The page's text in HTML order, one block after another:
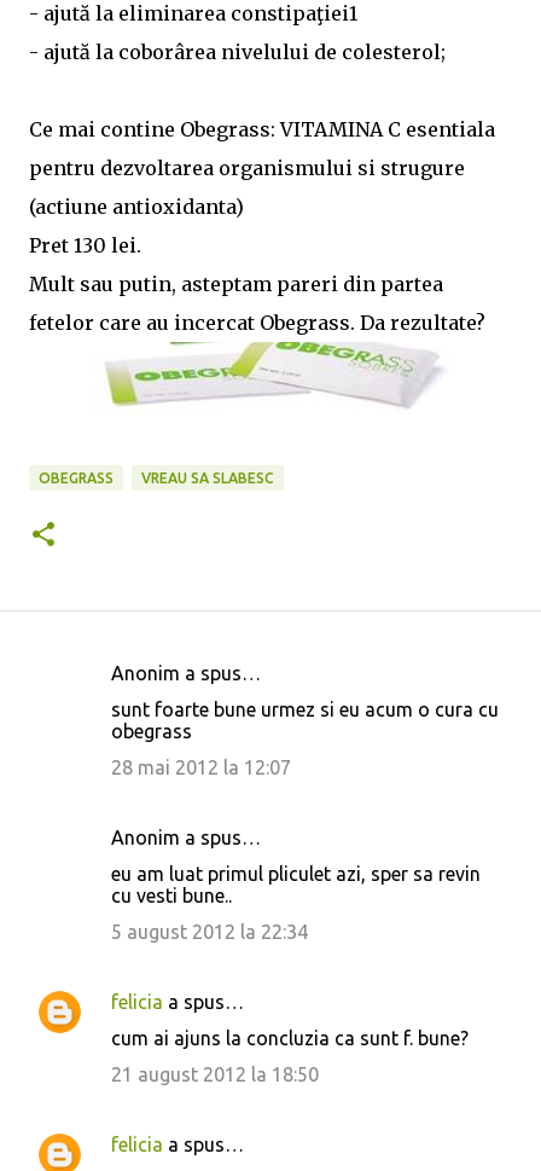
- ajută la eliminarea constipaţiei1
- ajută la coborârea nivelului de colesterol;
Ce mai contine Obegrass: VITAMINA C esentiala
pentru dezvoltarea organismului si strugure
(actiune antioxidanta)
Pret 130 lei.
Mult sau putin, asteptam pareri din partea
fetelor care au incercat Obegrass. Da rezultate?
OBEGRASS VREAU SA SLABESC
i
Anonim a spus…
sunt foarte bune urmez si eu acum o cura cu
obegrass
28 mai 2012 la 12:07
Anonim a spus…
eu am luat primul pliculet azi, sper sa revin
cu vesti bune..
5 august 2012 la 22:34
felicia a spus…
cum ai ajuns la concluzia ca sunt f. bune?
21 august 2012 la 18:50
felicia a spus…